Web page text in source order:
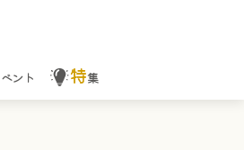
ベント 特集